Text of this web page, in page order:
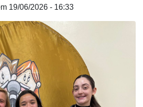
19/06/2026 - 16:33